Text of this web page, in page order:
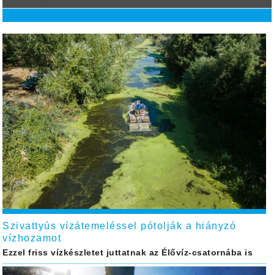
Szivattyús vízátemeléssel pótolják a hiányzó
vízhozamot
Ezzel friss vízkészletet juttatnak az Élővíz-csatornába is